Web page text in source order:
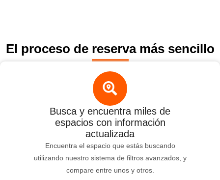
El proceso de reserva más sencillo
Busca y encuentra miles de
espacios con información
actualizada
Encuentra el espacio que estás buscando
utilizando nuestro sistema de filtros avanzados, y
compare entre unos y otros.